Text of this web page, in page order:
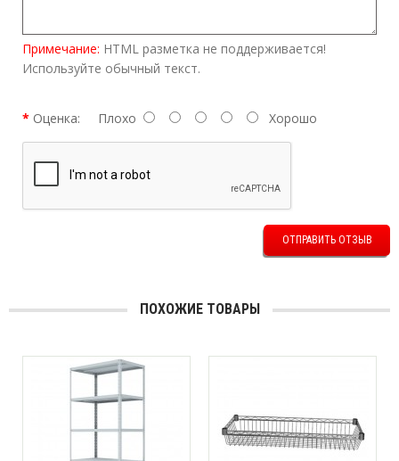
Примечание: HTML разметка не поддерживается!
Используйте обычный текст.
Оценка: Плохо Хорошо
ОТПРАВИТЬ ОТЗЫВ
ПОХОЖИЕ ТОВАРЫ